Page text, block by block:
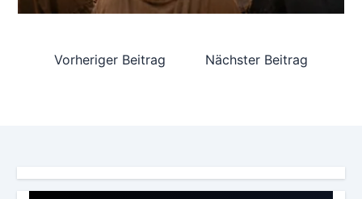
Vorheriger Beitrag Nächster Beitrag